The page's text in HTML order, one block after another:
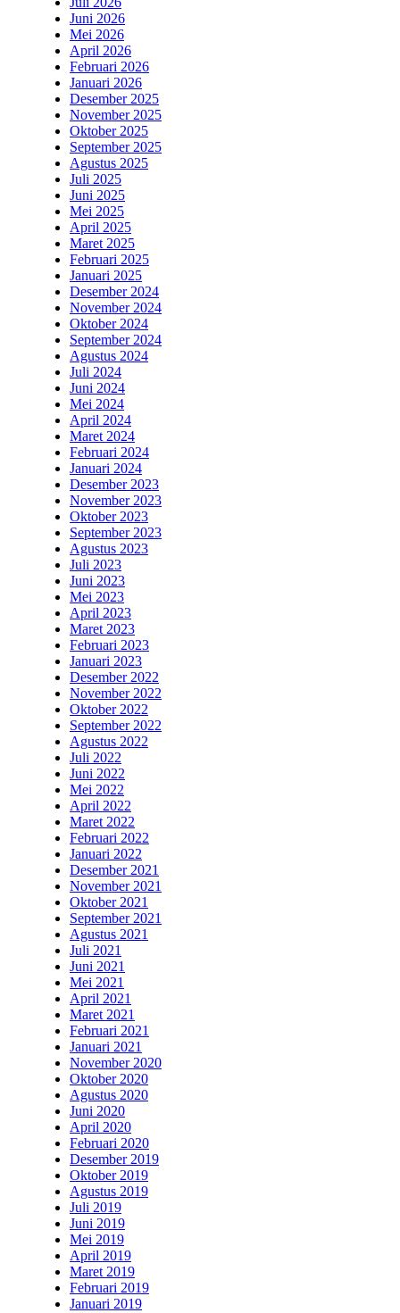
Juni 2026
Mei 2026
April 2026
Februari 2026
Januari 2026
Desember 2025
November 2025
Oktober 2025
September 2025
Agustus 2025
Juli 2025
Juni 2025
Mei 2025
April 2025
Maret 2025
Februari 2025
Januari 2025
Desember 2024
November 2024
Oktober 2024
September 2024
Agustus 2024
Juli 2024
Juni 2024
Mei 2024
April 2024
Maret 2024
Februari 2024
Januari 2024
Desember 2023
November 2023
Oktober 2023
September 2023
Agustus 2023
Juli 2023
Juni 2023
Mei 2023
April 2023
Maret 2023
Februari 2023
Januari 2023
Desember 2022
November 2022
Oktober 2022
September 2022
Agustus 2022
Juli 2022
Juni 2022
Mei 2022
April 2022
Maret 2022
Februari 2022
Januari 2022
Desember 2021
November 2021
Oktober 2021
September 2021
Agustus 2021
Juli 2021
Juni 2021
Mei 2021
April 2021
Maret 2021
Februari 2021
Januari 2021
November 2020
Oktober 2020
Agustus 2020
Juni 2020
April 2020
Februari 2020
Desember 2019
Oktober 2019
Agustus 2019
Juli 2019
Juni 2019
Mei 2019
April 2019
Maret 2019
Februari 2019
Januari 2019